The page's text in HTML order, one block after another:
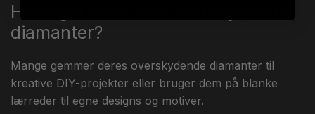
Hvad gør man med overskydende
diamanter?
Mange gemmer deres overskydende diamanter til
kreative DIY-projekter eller bruger dem på blanke
lærreder til egne designs og motiver.